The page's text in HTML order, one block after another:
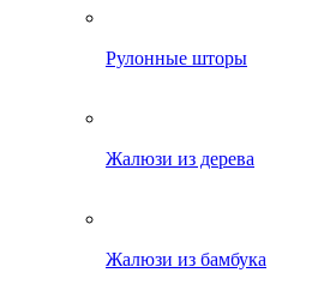
Рулонные шторы
Жалюзи из дерева
Жалюзи из бамбука